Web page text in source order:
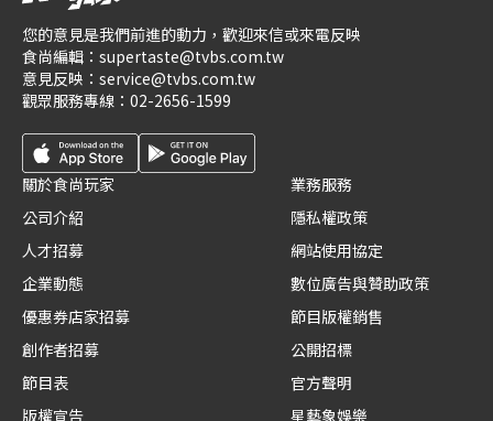
您的意見是我們前進的動力，歡迎來信或來電反映
食尚編輯： supertaste@tvbs.com.tw
意見反映： service@tvbs.com.tw
觀眾服務專線： 02-2656-1599
關於食尚玩家
公司介紹
人才招募
企業動態
優惠券店家招募
創作者招募
節目表
版權宣告
業務服務
隱私權政策
網站使用協定
數位廣告與贊助政策
節目版權銷售
公開招標
官方聲明
星藝象娛樂